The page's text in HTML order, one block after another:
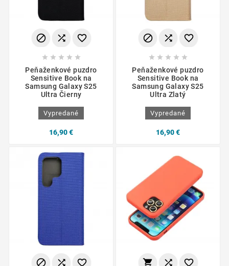
  
    
Peňaženkové puzdro
Sensitive Book na
Samsung Galaxy S25
Ultra Čierny
Vypredané
16,90 €
  
    
Peňaženkové puzdro
Sensitive Book na
Samsung Galaxy S25
Ultra Zlatý
Vypredané
16,90 €
     